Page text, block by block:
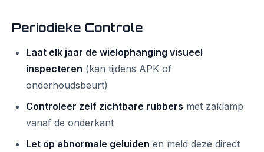
Periodieke Controle
Laat elk jaar de wielophanging visueel
inspecteren (kan tijdens APK of
onderhoudsbeurt)
Controleer zelf zichtbare rubbers met zaklamp
vanaf de onderkant
Let op abnormale geluiden en meld deze direct